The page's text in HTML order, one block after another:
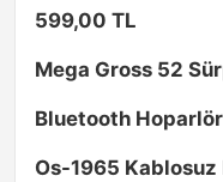
599,00 TL
Mega Gross 52
Bluetooth
Os-1965